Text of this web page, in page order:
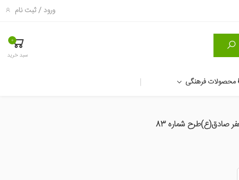
ورود /ثبت نام
0
سبد خرید
محصولات فرهنگی
صادق(ع)طرح شماره 83